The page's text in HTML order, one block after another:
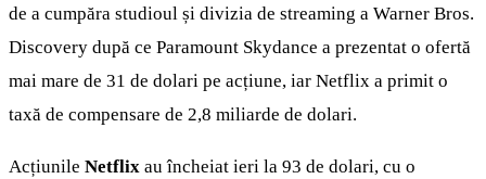
de a cumpăra studioul și divizia de streaming a Warner Bros.
Discovery după ce Paramount Skydance a prezentat o ofertă
mai mare de 31 de dolari pe acțiune, iar Netflix a primit o
taxă de compensare de 2,8 miliarde de dolari.
Acțiunile Netflix au încheiat ieri la 93 de dolari, cu o